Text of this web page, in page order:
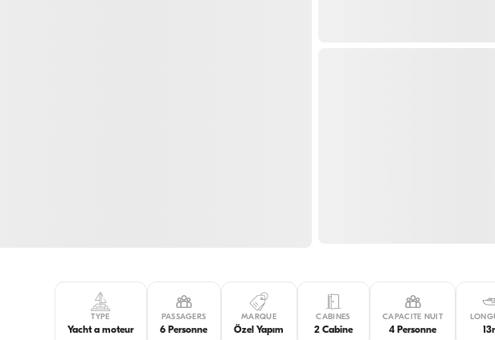
TYPE
Yacht a moteur
PASSAGERS
6 Personne
MARQUE
Özel Yapım
CABINES
2 Cabine
CAPACITE NUIT
4 Personne